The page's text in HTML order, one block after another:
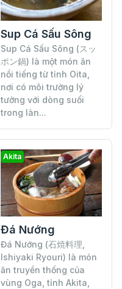
Sup Cá Sấu Sông
Sup Cá Sấu Sông (スッ
ポン鍋) là một món ăn
nổi tiếng từ tỉnh Oita,
nơi có môi trường lý
tưởng với dòng suối
trong làn...
Akita
Đá Nướng
Đá Nướng (石焼料理,
Ishiyaki Ryouri) là món
ăn truyền thống của
vùng Oga, tỉnh Akita,